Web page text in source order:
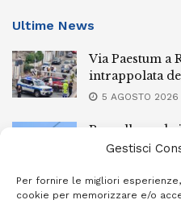
Gestisci
Per fornire le migliori
cookie per memorizzare e/o
Ultime News
Via Paestum a
intrappolata
5 AGOSTO 2026
Pozzallo, cade
elisoccorsa
Spettacolare